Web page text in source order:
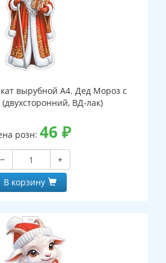
вырубной А4. Дед Мороз с
ВД-лак)
розн: 46 ₽
−
+
В корзину